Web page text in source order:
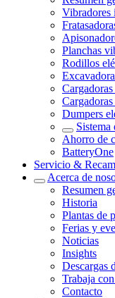
Vibradores
Planchas
Rodillos
Dumpers
Sistema
Ahorro de
BatteryOne
Servicio &
Acerca de
Resumen
Historia
Plantas de
Ferias y
Noticias
Insights
Descargas
Trabaja
Contacto